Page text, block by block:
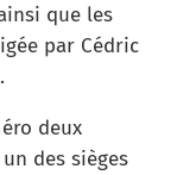
que les
par Cédric
deux
des sièges